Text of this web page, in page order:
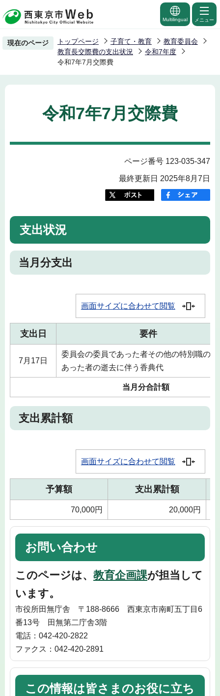
の
ー
の
先
Multilingual メニュー
現在のページ トップページ 子育て・教育
教育委員会
教育長交際費の支出状況
令和7年度
令和7年7月交際費
令和7年7月交際費
ページ番号 123-035-347
最終更新日 2025年8月7日
支出状況
当月分支出
画面サイズに合わせて閲覧
支出日 要件
7月17日
委員会の委員であった者その他の特別職の
あった者の逝去に伴う香典代
当月分合計額
支出累計額
画面サイズに合わせて閲覧
予算額 支出累計額
70,000円 20,000円
お問い合わせ
このページは、 教育企画課が担当して
います。
市役所田無庁舎 〒188-8666 西東京市南町五丁目6
番13号 田無第二庁舎3階
電話：042-420-2822
ファクス：042-420-2891
この情報は皆さまのお役に立ち